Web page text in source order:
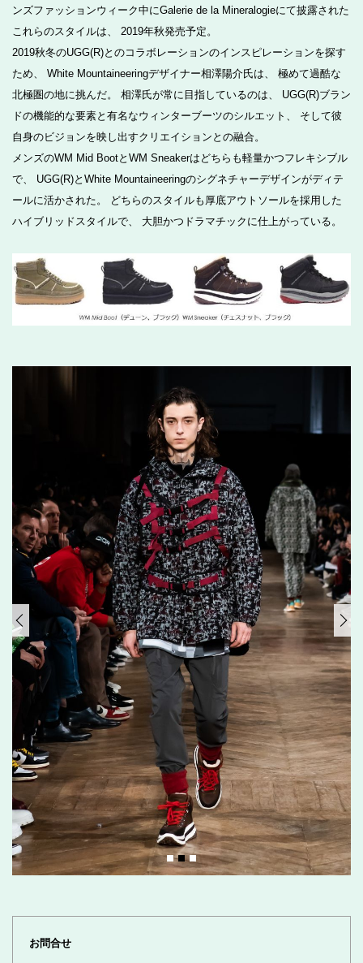
ンズファッションウィーク中にGalerie de la Mineralogieにて披露された
これらのスタイルは、 2019年秋発売予定。
2019秋冬のUGG(R)とのコラボレーションのインスピレーションを探す
ため、 White Mountaineeringデザイナー相澤陽介氏は、 極めて過酷な
北極圏の地に挑んだ。 相澤氏が常に目指しているのは、 UGG(R)ブラン
ドの機能的な要素と有名なウィンターブーツのシルエット、 そして彼
自身のビジョンを映し出すクリエイションとの融合。
メンズのWM Mid BootとWM Sneakerはどちらも軽量かつフレキシブル
で、 UGG(R)とWhite Mountaineeringのシグネチャーデザインがディテ
ールに活かされた。 どちらのスタイルも厚底アウトソールを採用した
ハイブリッドスタイルで、 大胆かつドラマチックに仕上がっている。
お問合せ